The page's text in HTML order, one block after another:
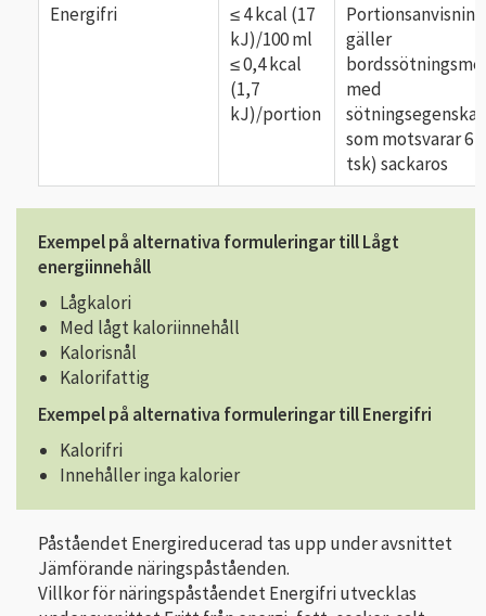
Energifri
≤ 4 kcal (17
kJ)/100 ml
≤ 0,4 kcal
(1,7
kJ)/portion
gäller
med
som motsvarar 6
tsk) sackaros
Exempel på alternativa formuleringar till Lågt
energiinnehåll
Lågkalori
Med lågt kaloriinnehåll
Kalorisnål
Kalorifattig
Exempel på alternativa formuleringar till Energifri
Kalorifri
Innehåller inga kalorier
Påståendet Energireducerad tas upp under avsnittet
Jämförande näringspåståenden.
Villkor för näringspåståendet Energifri utvecklas